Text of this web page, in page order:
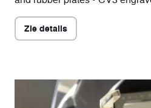
Zie details